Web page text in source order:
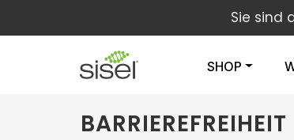
Sie sind
SHOP
BARRIEREFREIHEIT